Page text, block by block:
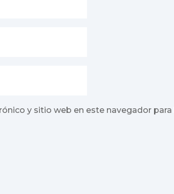
y sitio web en este navegador